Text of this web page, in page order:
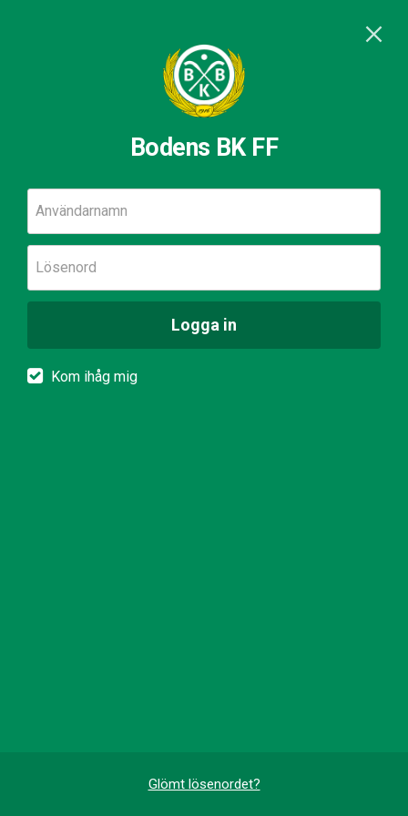
Bodens BK FF
Användarnamn
Lösenord
Logga in
Kom ihåg mig
Glömt lösenordet?